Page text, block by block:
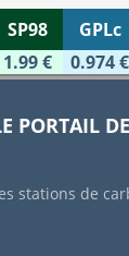
SP98 GPLc
1.99 € 0.974 €
PORTAIL
stations de